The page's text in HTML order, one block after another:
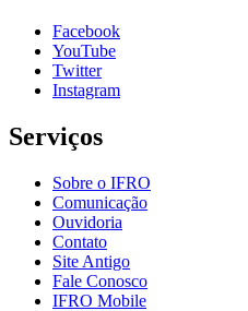
Facebook
YouTube
Twitter
Instagram
Serviços
Sobre o IFRO
Comunicação
Ouvidoria
Contato
Site Antigo
Fale Conosco
IFRO Mobile